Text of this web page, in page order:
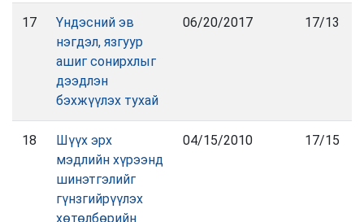
17
Үндэсний эв
нэгдэл, язгуур
ашиг сонирхлыг
дээдлэн
бэхжүүлэх тухай
06/20/2017 17/13
18
Шүүх эрх
мэдлийн хүрээнд
шинэтгэлийг
гүнзгийрүүлэх
хөтөлбөрийн
04/15/2010 17/15